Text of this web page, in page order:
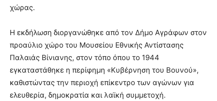
χώρας.
Η εκδήλωση διοργανώθηκε από τον Δήμο Αγράφων στον
προαύλιο χώρο του Μουσείου Εθνικής Αντίστασης
Παλαιάς Βίνιανης, στον τόπο όπου το 1944
εγκαταστάθηκε η περίφημη «Κυβέρνηση του Βουνού»,
καθιστώντας την περιοχή επίκεντρο των αγώνων για
ελευθερία, δημοκρατία και λαϊκή συμμετοχή.